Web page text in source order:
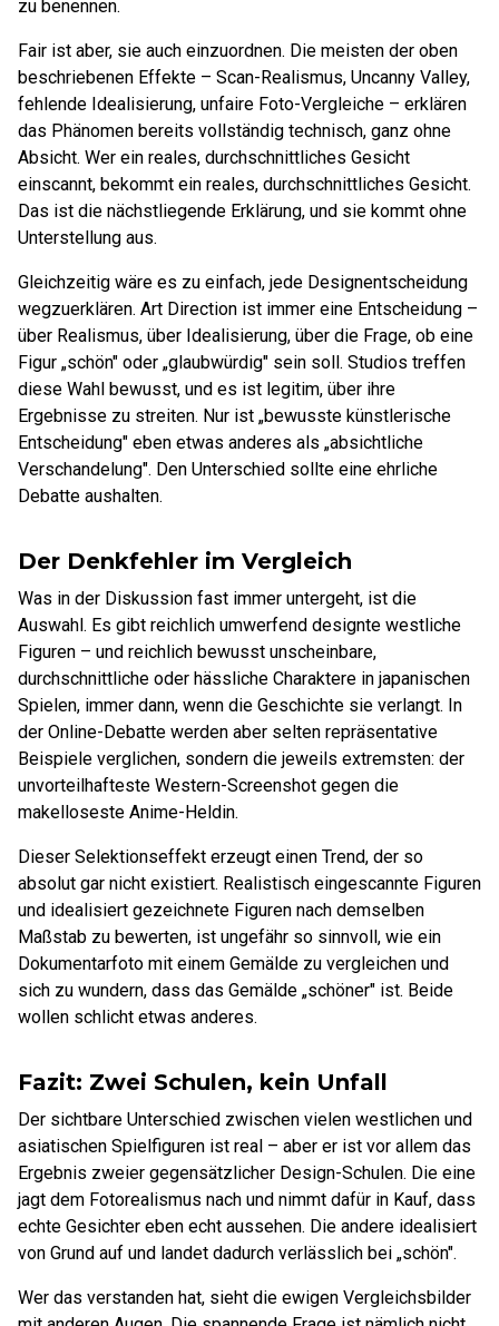
zu benennen.
Fair ist aber, sie auch einzuordnen. Die meisten der oben
beschriebenen Effekte – Scan-Realismus, Uncanny Valley,
fehlende Idealisierung, unfaire Foto-Vergleiche – erklären
das Phänomen bereits vollständig technisch, ganz ohne
Absicht. Wer ein reales, durchschnittliches Gesicht
einscannt, bekommt ein reales, durchschnittliches Gesicht.
Das ist die nächstliegende Erklärung, und sie kommt ohne
Unterstellung aus.
Gleichzeitig wäre es zu einfach, jede Designentscheidung
wegzuerklären. Art Direction ist immer eine Entscheidung –
über Realismus, über Idealisierung, über die Frage, ob eine
Figur „schön" oder „glaubwürdig" sein soll. Studios treffen
diese Wahl bewusst, und es ist legitim, über ihre
Ergebnisse zu streiten. Nur ist „bewusste künstlerische
Entscheidung" eben etwas anderes als „absichtliche
Verschandelung". Den Unterschied sollte eine ehrliche
Debatte aushalten.
Der Denkfehler im Vergleich
Was in der Diskussion fast immer untergeht, ist die
Auswahl. Es gibt reichlich umwerfend designte westliche
Figuren – und reichlich bewusst unscheinbare,
durchschnittliche oder hässliche Charaktere in japanischen
Spielen, immer dann, wenn die Geschichte sie verlangt. In
der Online-Debatte werden aber selten repräsentative
Beispiele verglichen, sondern die jeweils extremsten: der
unvorteilhafteste Western-Screenshot gegen die
makelloseste Anime-Heldin.
Dieser Selektionseffekt erzeugt einen Trend, der so
absolut gar nicht existiert. Realistisch eingescannte Figuren
und idealisiert gezeichnete Figuren nach demselben
Maßstab zu bewerten, ist ungefähr so sinnvoll, wie ein
Dokumentarfoto mit einem Gemälde zu vergleichen und
sich zu wundern, dass das Gemälde „schöner" ist. Beide
wollen schlicht etwas anderes.
Fazit: Zwei Schulen, kein Unfall
Der sichtbare Unterschied zwischen vielen westlichen und
asiatischen Spielfiguren ist real – aber er ist vor allem das
Ergebnis zweier gegensätzlicher Design-Schulen. Die eine
jagt dem Fotorealismus nach und nimmt dafür in Kauf, dass
echte Gesichter eben echt aussehen. Die andere idealisiert
von Grund auf und landet dadurch verlässlich bei „schön".
Wer das verstanden hat, sieht die ewigen Vergleichsbilder